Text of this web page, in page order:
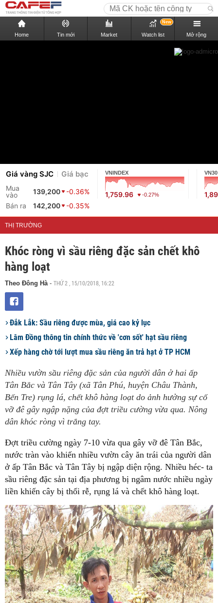
Home Tin mới Market Watch list
New
Mở rộng
Giá vàng SJC Giá bạc
Mua
vào
139,200
-0.36%
Bán ra
142,200 -0.35%
VNINDEX
1,759.96 -0.27%
VN30
THỊ TRƯỜNG
Khóc ròng vì sầu riêng đặc sản chết khô
hàng loạt
Theo Đông Hà- THỨ 2 , 15/10/2018, 16:22
Đắk Lắk: Sầu riêng được mùa, giá cao kỷ lục
Lâm Đồng thông tin chính thức về 'cơn sốt' hạt sầu riêng
Xếp hàng chờ tới lượt mua sầu riêng ăn trả hạt ở TP HCM
Nhiều vườn sầu riêng đặc sản của người dân ở hai ấp
Tân Bắc và Tân Tây (xã Tân Phú, huyện Châu Thành,
Bến Tre) rụng lá, chết khô hàng loạt do ảnh hưởng sự cố
vỡ đê gây ngập nặng của đợt triều cường vừa qua. Nông
dân khóc ròng vì trắng tay.
Đợt triều cường ngày 7-10 vừa qua gây vỡ đê Tân Bắc,
nước tràn vào khiến nhiều vườn cây ăn trái của người dân
ở ấp Tân Bắc và Tân Tây bị ngập diện rộng. Nhiều héc- ta
sầu riêng đặc sản tại địa phương bị ngâm nước nhiều ngày
liền khiến cây bị thối rễ, rụng lá và chết khô hàng loạt.